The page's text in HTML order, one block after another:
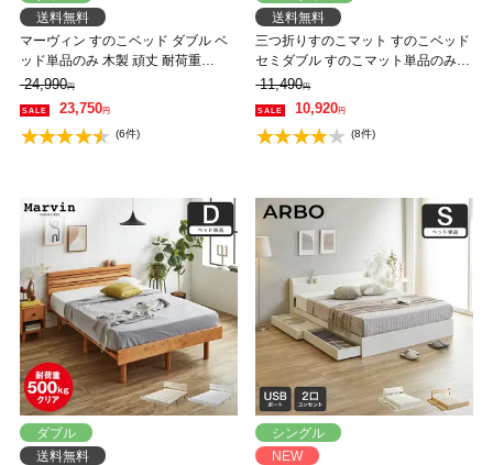
送料無料
マーヴィン すのこベッド ダブル ベ
ッド単品のみ 木製 頑丈 耐荷重
500kg ヘッドレス 高さ3段階
24,990円
23,750円
(6件)
送料無料
三つ折りすのこマット すのこベッド
セミダブル すのこマット単品のみ
木製 桐 二分割可能 完成品 低ホルム
アルデヒド 布団が干せる
11,490円
10,920円
(8件)
ダブル
送料無料
シングル
NEW